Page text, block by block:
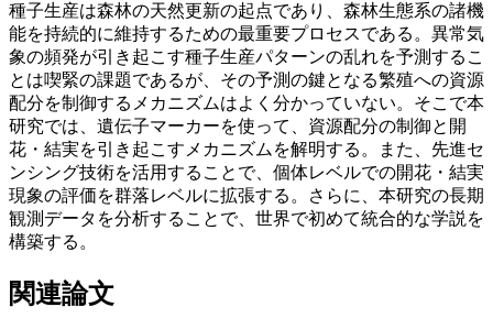
種子生産は森林の天然更新の起点であり、森林生態系の諸機
能を持続的に維持するための最重要プロセスである。異常気
象の頻発が引き起こす種子生産パターンの乱れを予測するこ
とは喫緊の課題であるが、その予測の鍵となる繁殖への資源
配分を制御するメカニズムはよく分かっていない。そこで本
研究では、遺伝子マーカーを使って、資源配分の制御と開
花・結実を引き起こすメカニズムを解明する。また、先進セ
ンシング技術を活用することで、個体レベルでの開花・結実
現象の評価を群落レベルに拡張する。さらに、本研究の長期
観測データを分析することで、世界で初めて統合的な学説を
構築する。
関連論文